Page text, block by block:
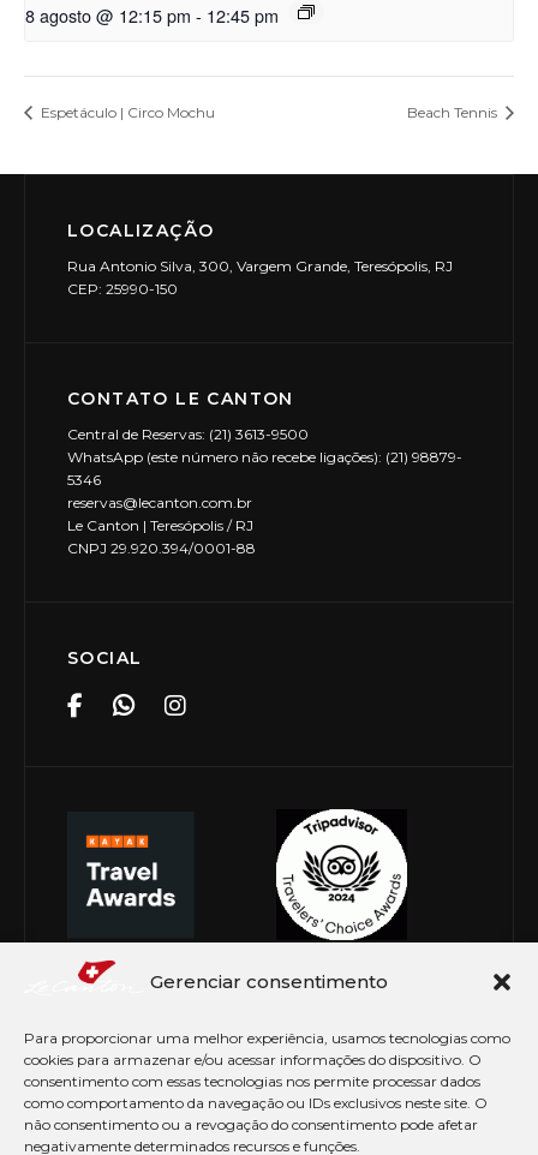
Gerenciar consentimento
Para proporcionar uma melhor experiência, usamos tecnologias como
cookies para armazenar e/ou acessar informações do dispositivo. O
consentimento com essas tecnologias nos permite processar dados
como comportamento da navegação ou IDs exclusivos neste site. O
não consentimento ou a revogação do consentimento pode afetar
negativamente determinados recursos e funções.
8 agosto @ 12:15 pm - 12:45 pm
Espetáculo | Circo Mochu Beach Tennis
LOCALIZAÇÃO
Rua Antonio Silva, 300, Vargem Grande, Teresópolis, RJ
CEP: 25990-150
CONTATO LE CANTON
Central de Reservas: (21) 3613-9500
WhatsApp (este número não recebe ligações): (21) 98879-
5346
reservas@lecanton.com.br
Le Canton | Teresópolis / RJ
CNPJ 29.920.394/0001-88
SOCIAL
© Copyright 2026 Le Canton. Todos os direitos